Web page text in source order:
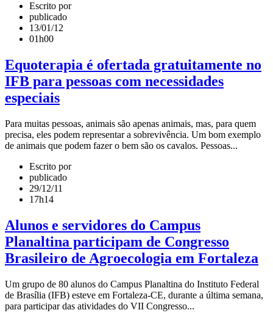
Escrito por
publicado
13/01/12
01h00
Equoterapia é ofertada gratuitamente no
IFB para pessoas com necessidades
especiais
Para muitas pessoas, animais são apenas animais, mas, para quem
precisa, eles podem representar a sobrevivência. Um bom exemplo
de animais que podem fazer o bem são os cavalos. Pessoas...
Escrito por
publicado
29/12/11
17h14
Alunos e servidores do Campus
Planaltina participam de Congresso
Brasileiro de Agroecologia em Fortaleza
Um grupo de 80 alunos do Campus Planaltina do Instituto Federal
de Brasília (IFB) esteve em Fortaleza-CE, durante a última semana,
para participar das atividades do VII Congresso...